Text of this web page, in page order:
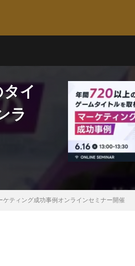
イ
ラ
ティング成功事例オンラインセミナー開催